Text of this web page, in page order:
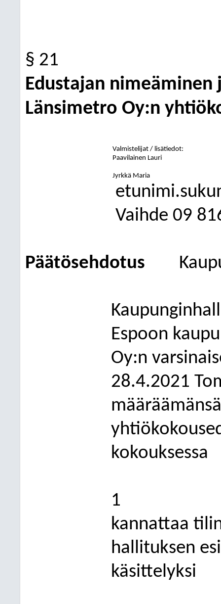
§ 21
Edustajan
Länsimetro Oy:n
Valmistelijat / lisätiedot:
Paavilainen Lauri
Jyrkkä Maria
Vaihde 09
Päätösehdotus
Espoon
Oy:n
28.4.2021
mä
kokouksessa
1
kannattaa
hallituksen
käsittelyksi